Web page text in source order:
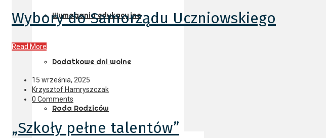
Wymagania edukacyjne
Dodatkowe dni wolne
Rada Rodziców
Wybory do Samorządu Uczniowskiego
Read More
15 września, 2025
Krzysztof Hamryszczak
0 Comments
„Szkoły pełne talentów”